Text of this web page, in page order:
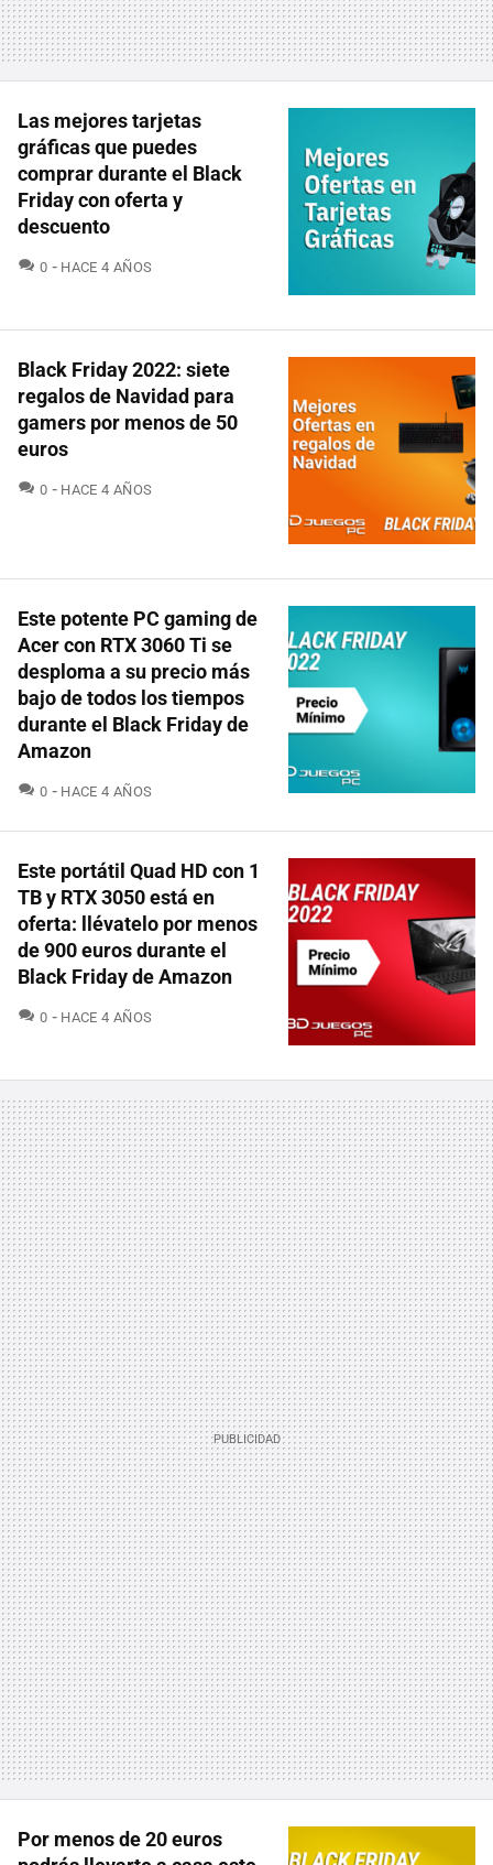
Las mejores tarjetas
gráficas que puedes
comprar durante el Black
Friday con oferta y
descuento
0 COMENTARIOS
HACE 4 AÑOS
Black Friday 2022: siete
regalos de Navidad para
gamers por menos de 50
euros
0 COMENTARIOS
HACE 4 AÑOS
Este potente PC gaming de
Acer con RTX 3060 Ti se
desploma a su precio más
bajo de todos los tiempos
durante el Black Friday de
Amazon
0 COMENTARIOS
HACE 4 AÑOS
Este portátil Quad HD con 1
TB y RTX 3050 está en
oferta: llévatelo por menos
de 900 euros durante el
Black Friday de Amazon
0 COMENTARIOS
HACE 4 AÑOS
Por menos de 20 euros